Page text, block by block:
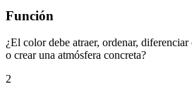
Función
¿El color debe atraer, ordenar,
o crear una atmósfera concreta?
2